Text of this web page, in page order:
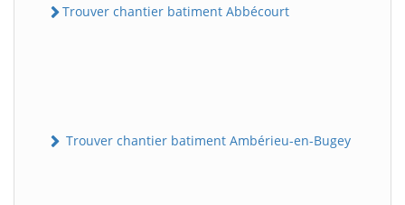
Trouver chantier batiment Abbécourt
Trouver chantier batiment Ambérieu-en-Bugey